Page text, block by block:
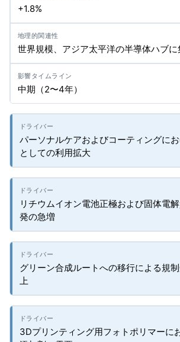
+1.8%
世界規模、アジア太平洋の半導体ハブに
中期（2〜4年）
パーソナルケアおよびコーティングに
としての利用拡大
リチウムイオン電池正極および固体電
発の急増
グリーン合成ルートへの移行による規
上
3Dプリンティング用フォトポリマーに